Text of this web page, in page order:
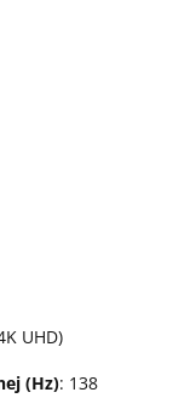
UHD)
(Hz): 138